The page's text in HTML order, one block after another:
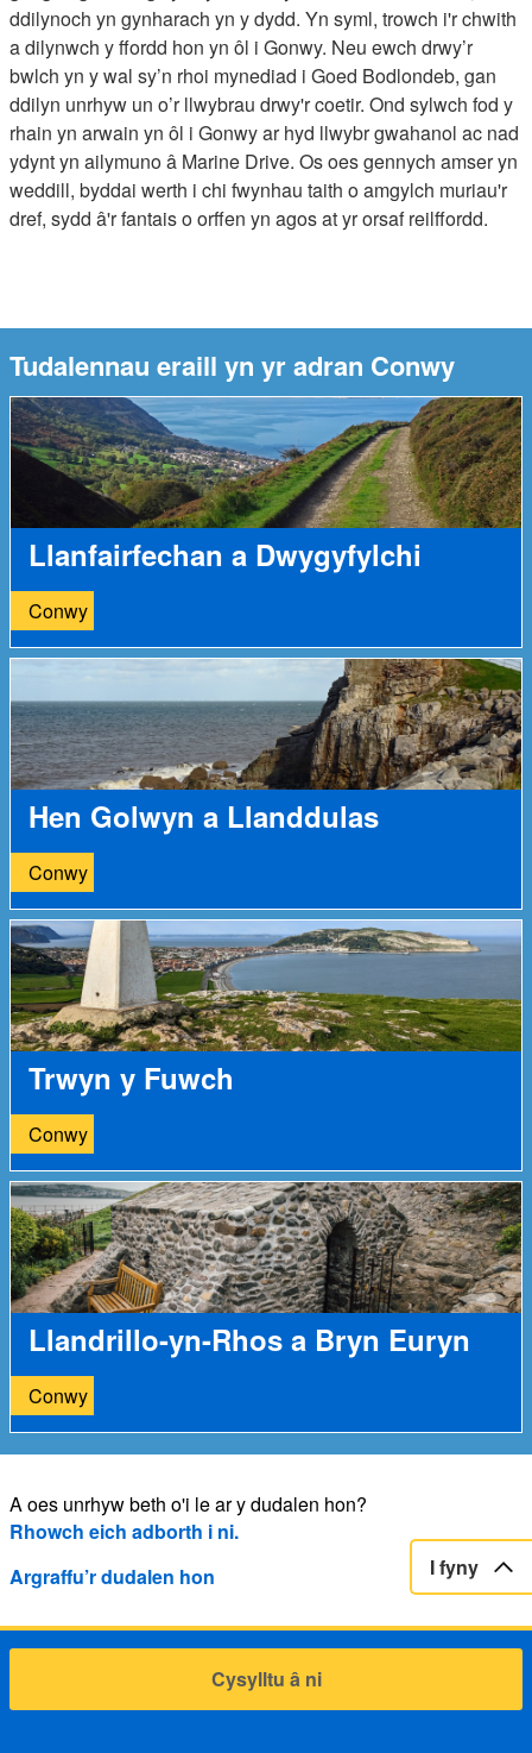
ddilynoch yn gynharach yn y dydd. Yn syml, trowch i'r chwith
a dilynwch y ffordd hon yn ôl i Gonwy. Neu ewch drwy’r
bwlch yn y wal sy’n rhoi mynediad i Goed Bodlondeb, gan
ddilyn unrhyw un o’r llwybrau drwy'r coetir. Ond sylwch fod y
rhain yn arwain yn ôl i Gonwy ar hyd llwybr gwahanol ac nad
ydynt yn ailymuno â Marine Drive. Os oes gennych amser yn
weddill, byddai werth i chi fwynhau taith o amgylch muriau'r
dref, sydd â'r fantais o orffen yn agos at yr orsaf reilffordd.
Tudalennau eraill yn yr adran Conwy
Llanfairfechan a Dwygyfylchi
Conwy
Hen Golwyn a Llanddulas
Conwy
Trwyn y Fuwch
Conwy
Llandrillo-yn-Rhos a Bryn Euryn
Conwy
A oes unrhyw beth o'i le ar y dudalen hon?
Rhowch eich adborth i ni.
Argraffu’r dudalen hon
I fyny
Cysylltu â ni